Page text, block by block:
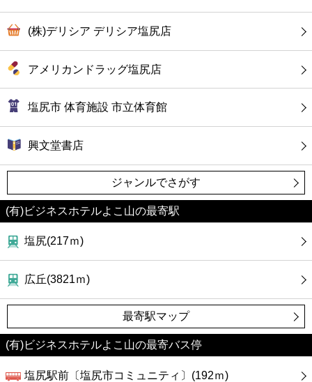
(株)デリシア デリシア塩尻店
アメリカンドラッグ塩尻店
塩尻市 体育施設 市立体育館
興文堂書店
ジャンルでさがす
(有)ビジネスホテルよこ山の最寄駅
塩尻(217ｍ)
広丘(3821ｍ)
最寄駅マップ
(有)ビジネスホテルよこ山の最寄バス停
塩尻駅前〔塩尻市コミュニティ〕(192ｍ)